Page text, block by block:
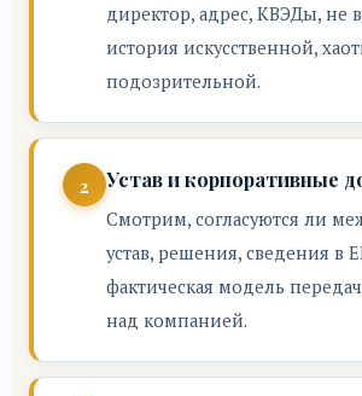
директор, адрес, КВЭДы, не
история искусственной,
подозрительной.
Устав и корпоративные
Смотрим, согласуются ли
устав, решения, сведения в
фактическая модель
над компанией.